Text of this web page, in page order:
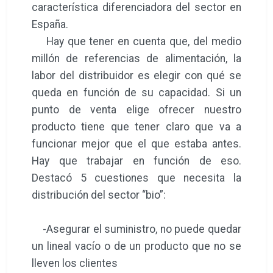
característica diferenciadora del sector en
España.
Hay que tener en cuenta que, del medio
millón de referencias de alimentación, la
labor del distribuidor es elegir con qué se
queda en función de su capacidad. Si un
punto de venta elige ofrecer nuestro
producto tiene que tener claro que va a
funcionar mejor que el que estaba antes.
Hay que trabajar en función de eso.
Destacó 5 cuestiones que necesita la
distribución del sector “bio”:
-Asegurar el suministro, no puede quedar
un lineal vacío o de un producto que no se
lleven los clientes